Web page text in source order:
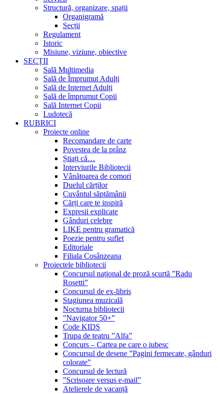
Structură, organizare, spații
Organigramă
Secții
Regulament
Istoric
Misiune, viziune, obiective
SECȚII
Sală Multimedia
Sală de Împrumut Adulți
Sală de Internet Adulți
Sală de împrumut Copii
Sală Internet Copii
Ludotecă
RUBRICI
Proiecte online
Recomandare de carte
Povestea de la prânz
Știați că…
Interviurile Bibliotecii
Vânătoarea de comori
Duelul cărților
Cuvântul săptămânii
Cărți care te inspiră
Expresii explicate
Gânduri celebre
LIKE pentru gramatică
Poezie pentru suflet
Editoriale
Filiala Cosânzeana
Proiectele bibliotecii
Concursul național de proză scurtă ”Radu
Rosetti”
Concursul de ex-libris
Stagiunea muzicală
Nocturna bibliotecii
”Navigator 50+”
Code KIDS
Trupa de teatru ”Alfa”
Concurs – Cartea pe care o iubesc
Concursul de desene ”Pagini fermecate, gânduri
colorate”
Concursul de lectură
”Scrisoare versus e-mail”
Atelierele de vacanță